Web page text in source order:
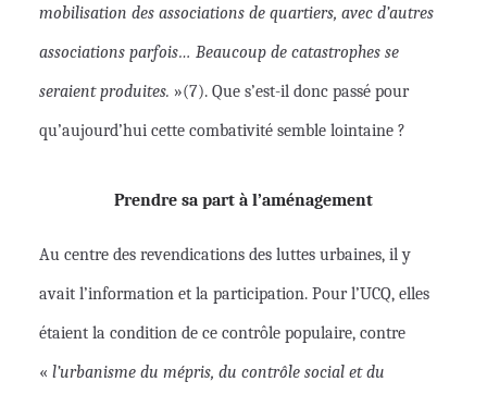
mobilisation des associations de quartiers, avec d’autres
associations parfois… Beaucoup de catastrophes se
seraient produites. »(7). Que s’est-il donc passé pour
qu’aujourd’hui cette combativité semble lointaine ?
Prendre sa part à l’aménagement
Au centre des revendications des luttes urbaines, il y
avait l’information et la participation. Pour l’UCQ, elles
étaient la condition de ce contrôle populaire, contre
« l’urbanisme du mépris, du contrôle social et du